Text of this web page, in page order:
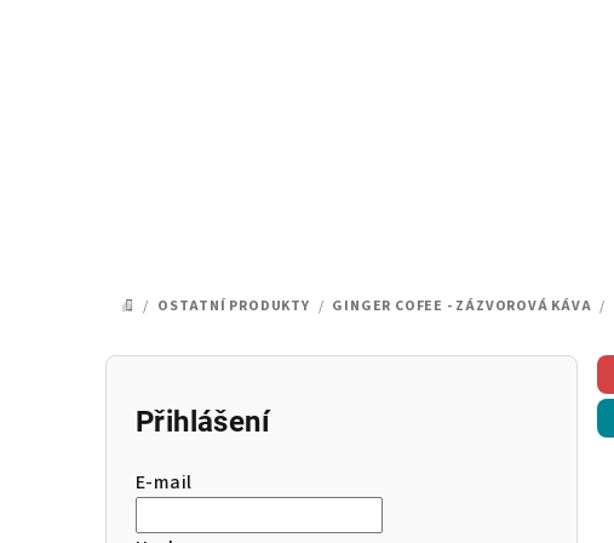
DOMŮ
/ OSTATNÍ PRODUKTY / GINGER COFEE - ZÁZVOROVÁ KÁVA /
P
Přihlášení
E-mail